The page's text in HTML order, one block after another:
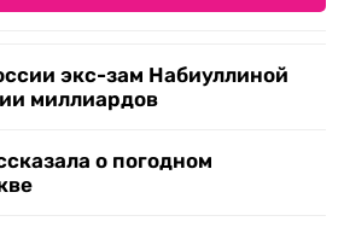
экс-зам Набиуллиной
миллиардов
о погодном